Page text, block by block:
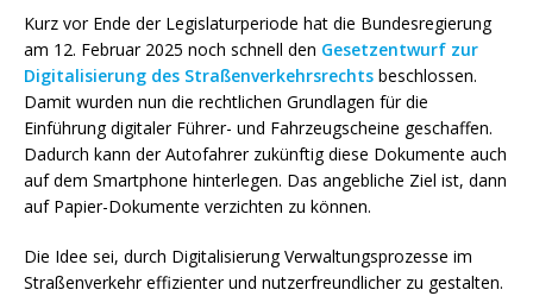
Kurz vor Ende der Legislaturperiode hat die Bundesregierung
am 12. Februar 2025 noch schnell den Gesetzentwurf zur
Digitalisierung des Straßenverkehrsrechts beschlossen.
Damit wurden nun die rechtlichen Grundlagen für die
Einführung digitaler Führer- und Fahrzeugscheine geschaffen.
Dadurch kann der Autofahrer zukünftig diese Dokumente auch
auf dem Smartphone hinterlegen. Das angebliche Ziel ist, dann
auf Papier-Dokumente verzichten zu können.
Die Idee sei, durch Digitalisierung Verwaltungsprozesse im
Straßenverkehr effizienter und nutzerfreundlicher zu gestalten.